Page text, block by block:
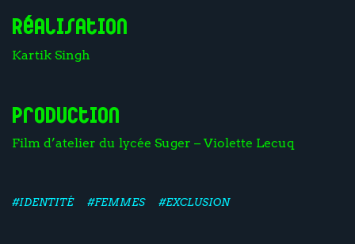
Réalisation
Kartik Singh
Production
Film d’atelier du lycée Suger – Violette Lecuq
#IDENTITÉ #FEMMES #EXCLUSION